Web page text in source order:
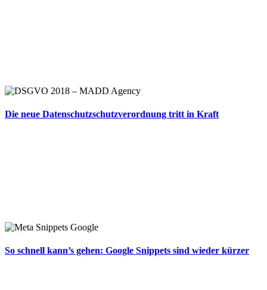
Die neue Datenschutzschutzverordnung tritt in Kraft
So schnell kann’s gehen: Google Snippets sind wieder kürzer